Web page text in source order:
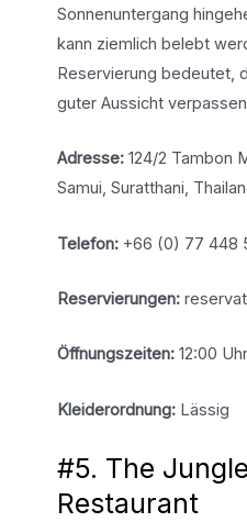
Sonnenuntergang
kann ziemlich belebt
Reservierung bedeutet,
guter Aussicht
Adresse:124/2 Tambon
Samui, Suratthani,
Telefon:+66 (0) 77 448
Reservierungen:
Öffnungszeiten:12:00
Kleiderordnung:Lässig
#5. The
Restaurant